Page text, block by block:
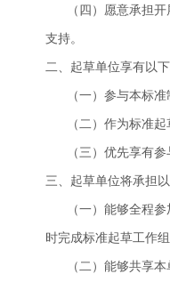
（四）愿意承担开
支持。
二、起草单位享有以下
（一）参与本标准
（二）作为标准起
（三）优先享有参
三、起草单位将承担
（一）能够全程参
时完成标准起草工作
（二）能够共享本